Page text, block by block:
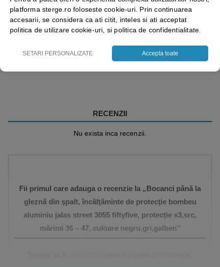
Vezi mai mult ⬇
RECENZII
Nu exista inca recenzii.
Fii primul care adauga o recenzie la „Bocanci până la
gleznă din şpalt, încălţăminte de protecţie bombeu
aluminiu jalas street 3055 fiftyfive, protecție s3,src,
mărimi 36 – 47, culoare negru,gri,galben”
platforma sterge.ro foloseste cookie-uri. Prin continuarea
accesarii, se considera ca ati citit, inteles si ati acceptat
politica de utilizare cookie-uri, si politica de confidentialitate.
SETARI PERSONALIZATE Accepta toate